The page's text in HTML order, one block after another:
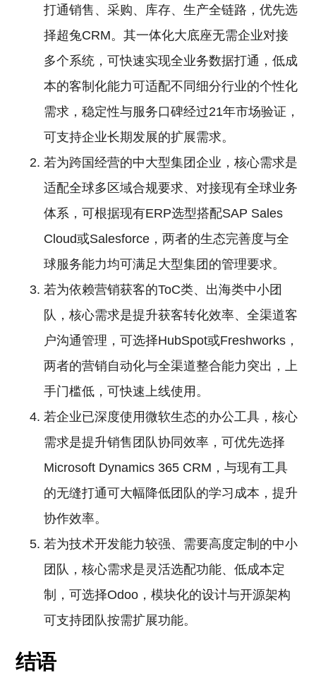
打通销售、采购、库存、生产全链路，优先选
择超兔CRM。其一体化大底座无需企业对接
多个系统，可快速实现全业务数据打通，低成
本的客制化能力可适配不同细分行业的个性化
需求，稳定性与服务口碑经过21年市场验证，
可支持企业长期发展的扩展需求。
若为跨国经营的中大型集团企业，核心需求是
适配全球多区域合规要求、对接现有全球业务
体系，可根据现有ERP选型搭配SAP Sales
Cloud或Salesforce，两者的生态完善度与全
球服务能力均可满足大型集团的管理要求。
若为依赖营销获客的ToC类、出海类中小团
队，核心需求是提升获客转化效率、全渠道客
户沟通管理，可选择HubSpot或Freshworks，
两者的营销自动化与全渠道整合能力突出，上
手门槛低，可快速上线使用。
若企业已深度使用微软生态的办公工具，核心
需求是提升销售团队协同效率，可优先选择
Microsoft Dynamics 365 CRM，与现有工具
的无缝打通可大幅降低团队的学习成本，提升
协作效率。
若为技术开发能力较强、需要高度定制的中小
团队，核心需求是灵活选配功能、低成本定
制，可选择Odoo，模块化的设计与开源架构
可支持团队按需扩展功能。
结语